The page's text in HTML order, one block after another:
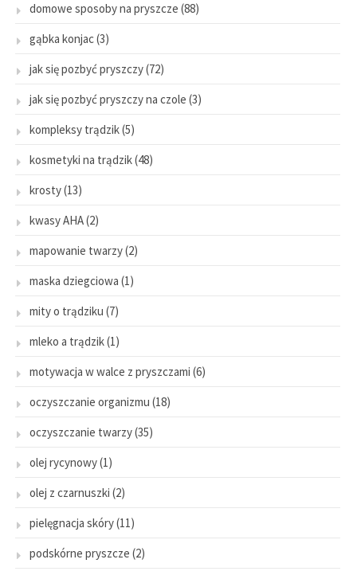
domowe sposoby na pryszcze (88)
gąbka konjac(3)
jak się pozbyć pryszczy(72)
jak się pozbyć pryszczy na czole (3)
kompleksy trądzik(5)
kosmetyki na trądzik(48)
krosty(13)
kwasy AHA(2)
mapowanie twarzy(2)
maska dziegciowa (1)
mity o trądziku (7)
mleko a trądzik(1)
motywacja w walce z pryszczami (6)
oczyszczanie organizmu (18)
oczyszczanie twarzy(35)
olej rycynowy(1)
olej z czarnuszki (2)
pielęgnacja skóry(11)
podskórne pryszcze (2)